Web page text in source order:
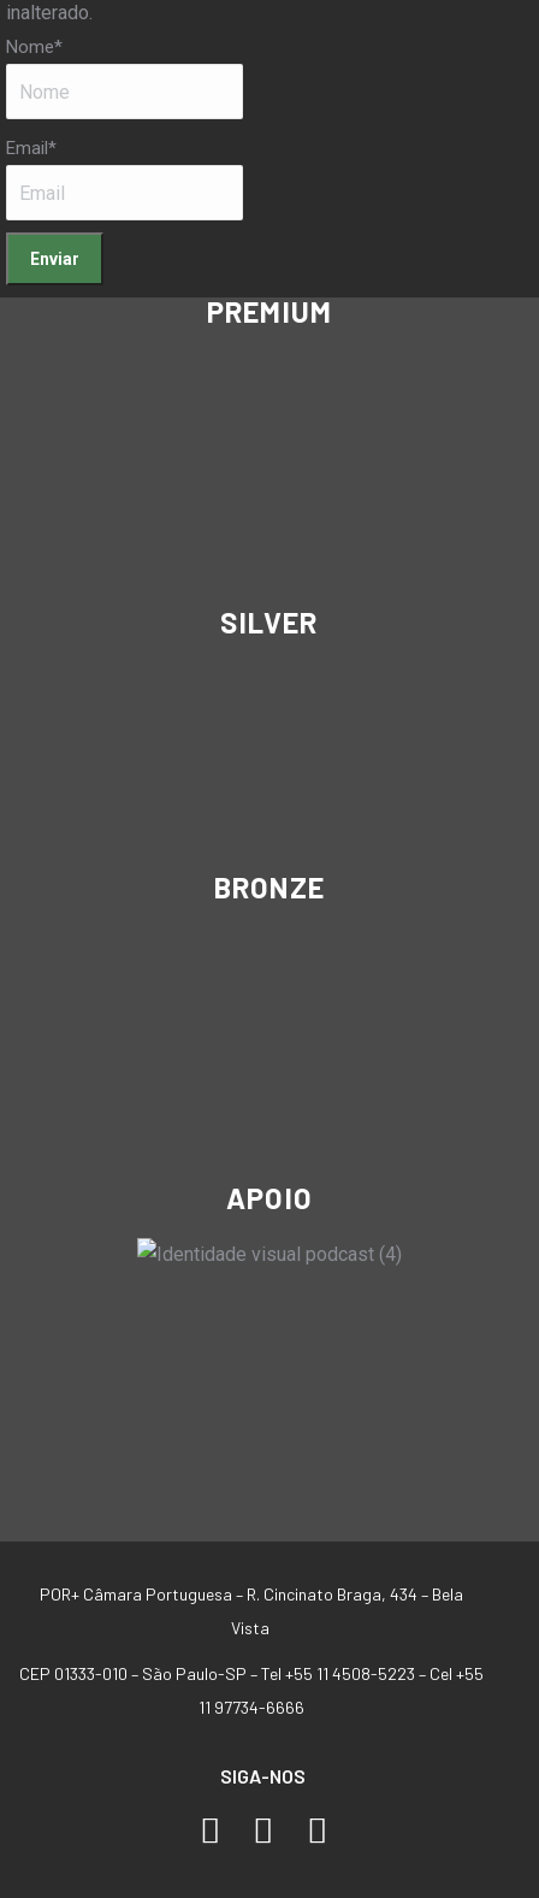
inalterado.
Nome*
Email*
PREMIUM
SILVER
BRONZE
APOIO
POR+ Câmara Portuguesa – R. Cincinato Braga, 434 – Bela
Vista
CEP 01333-010 – São Paulo-SP –Tel +55 11 4508-5223 – Cel +55
11 97734-6666
SIGA-NOS